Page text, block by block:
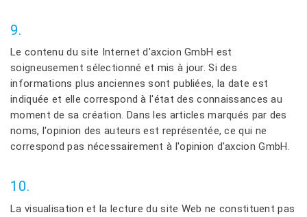
9.
Le contenu du site Internet d'axcion GmbH est
soigneusement sélectionné et mis à jour. Si des
informations plus anciennes sont publiées, la date est
indiquée et elle correspond à l'état des connaissances au
moment de sa création. Dans les articles marqués par des
noms, l'opinion des auteurs est représentée, ce qui ne
correspond pas nécessairement à l'opinion d'axcion GmbH.
10.
La visualisation et la lecture du site Web ne constituent pas